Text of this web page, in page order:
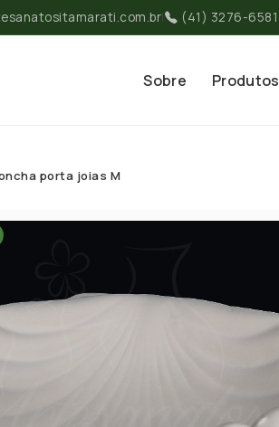
| (41) 3276-6581
Sobre Produtos
porta joias M